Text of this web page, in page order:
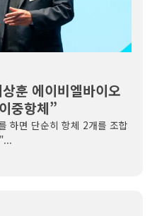
훈 에이비엘바이오
중항체”
하면 단순히 항체 2개를 조합